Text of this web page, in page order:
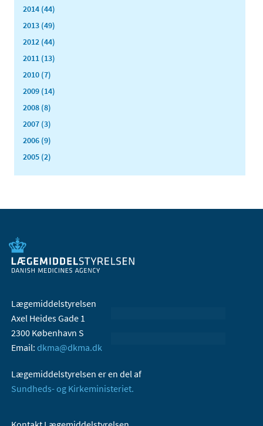
2014 (44)
2013 (49)
2012 (44)
2011 (13)
2010 (7)
2009 (14)
2008 (8)
2007 (3)
2006 (9)
2005 (2)
Lægemiddelstyrelsen
Axel Heides Gade 1
2300 København S
Email: dkma@dkma.dk
Lægemiddelstyrelsen er en del af
Sundheds- og Kirkeministeriet.